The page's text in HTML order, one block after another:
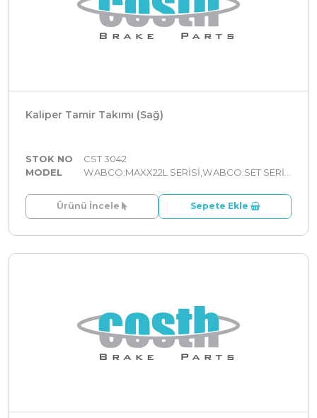
Kaliper Tamir Takımı (Sağ)
STOK NO
CST 3042
MODEL
Ürünü İncele Sepete Ekle